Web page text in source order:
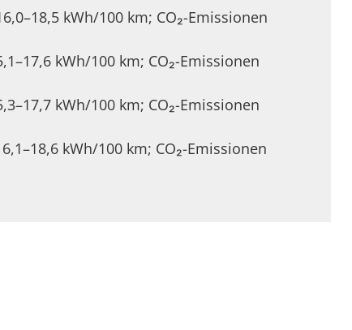
kWh/100 km; CO₂-Emissionen
kWh/100 km; CO₂-Emissionen
kWh/100 km; CO₂-Emissionen
kWh/100 km; CO₂-Emissionen